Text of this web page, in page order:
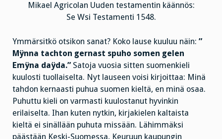
Mikael Agricolan Uuden testamentin käännös:
Se Wsi Testamenti 1548.
Ymmärsitkö otsikon sanat? Koko lause kuuluu näin: ”
Mÿnna tachton gernast spuho somen gelen
Emÿna daÿda.” Satoja vuosia sitten suomenkieli
kuulosti tuollaiselta. Nyt lauseen voisi kirjoittaa: Minä
tahdon kernaasti puhua suomen kieltä, en minä osaa.
Puhuttu kieli on varmasti kuulostanut hyvinkin
erilaiselta. Ihan kuten nytkin, kirjakielen kaltaista
kieltä ei sinällään puhuta missään. Lähimmäksi
päästään Keski-Suomessa, Keuruun kaupungin